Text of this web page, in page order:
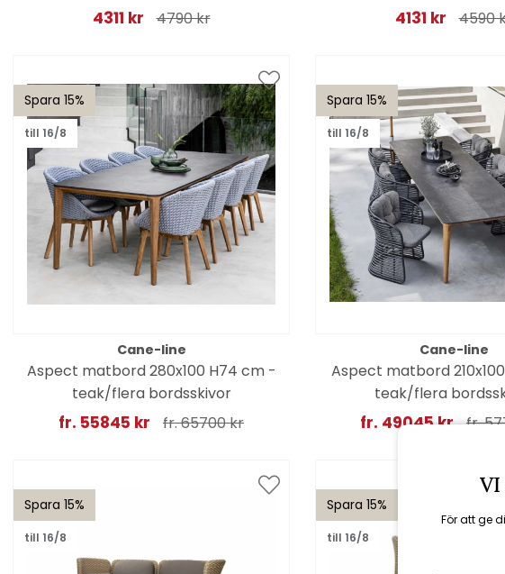
4311 kr 4790 kr 4131 kr 4590
Spara 15%
till 16/8
Cane-line
Aspect matbord 280x100 H74 cm -
teak/flera bordsskivor
fr. 55845 kr fr. 65700 kr
Spara 15%
till 16/8
Cane-line
Aspect matbord
teak/flera
fr. 49045 kr fr.
Spara 15%
till 16/8
Spara 15%
till 16/8
VI
För att ge